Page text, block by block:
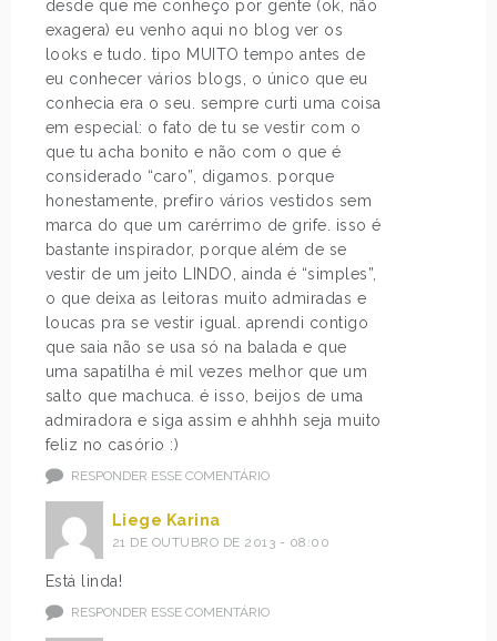
desde que me conheço por gente (ok, não
exagera) eu venho aqui no blog ver os
looks e tudo. tipo MUITO tempo antes de
eu conhecer vários blogs, o único que eu
conhecia era o seu. sempre curti uma coisa
em especial: o fato de tu se vestir com o
que tu acha bonito e não com o que é
considerado “caro”, digamos. porque
honestamente, prefiro vários vestidos sem
marca do que um carérrimo de grife. isso é
bastante inspirador, porque além de se
vestir de um jeito LINDO, ainda é “simples”,
o que deixa as leitoras muito admiradas e
loucas pra se vestir igual. aprendi contigo
que saia não se usa só na balada e que
uma sapatilha é mil vezes melhor que um
salto que machuca. é isso, beijos de uma
admiradora e siga assim e ahhhh seja muito
feliz no casório :)
RESPONDER ESSE COMENTÁRIO
Liege Karina
21 DE OUTUBRO DE 2013 - 08:00
Está linda!
RESPONDER ESSE COMENTÁRIO